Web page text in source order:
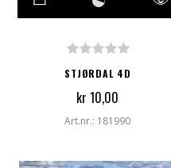
STJØRDAL 4D
kr 10,00
Art.nr.: 181990